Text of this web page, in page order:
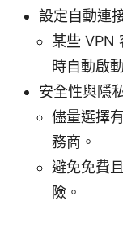
設定自動連
某些 VPN
時自動啟
安全性與隱
儘量選擇
務商。
避免免費
險。